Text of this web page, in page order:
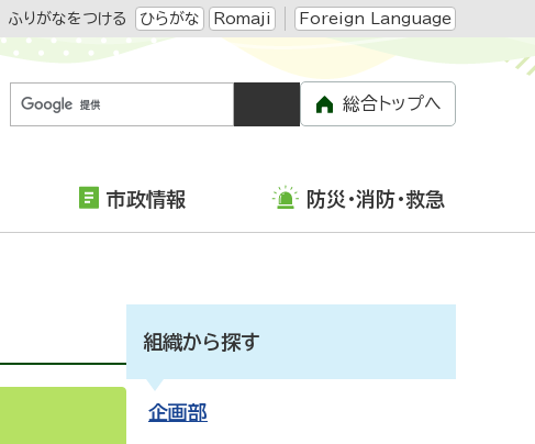
ふりがなをつける ひらがな Romaji Foreign Language
総合トップへ
市政情報 防災・消防・救急
組織から探す
企画部